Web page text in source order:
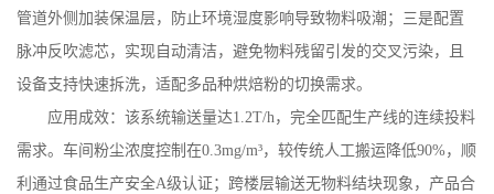
管道外侧加装保温层，防止环境湿度影响导致物料吸潮；三是配置
脉冲反吹滤芯，实现自动清洁，避免物料残留引发的交叉污染，且
设备支持快速拆洗，适配多品种烘焙粉的切换需求。
应用成效：该系统输送量达1.2T/h，完全匹配生产线的连续投料
需求。车间粉尘浓度控制在0.3mg/m³，较传统人工搬运降低90%，顺
利通过食品生产安全A级认证；跨楼层输送无物料结块现象，产品合